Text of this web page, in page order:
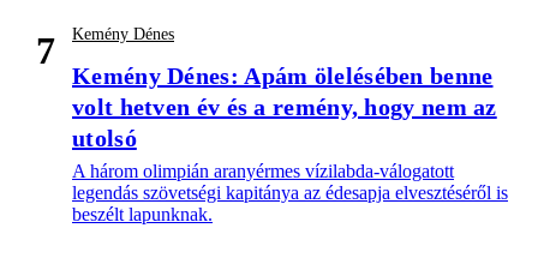
7 Kemény Dénes
Kemény Dénes: Apám ölelésében benne
volt hetven év és a remény, hogy nem az
utolsó
A három olimpián aranyérmes vízilabda-válogatott
legendás szövetségi kapitánya az édesapja elvesztéséről is
beszélt lapunknak.